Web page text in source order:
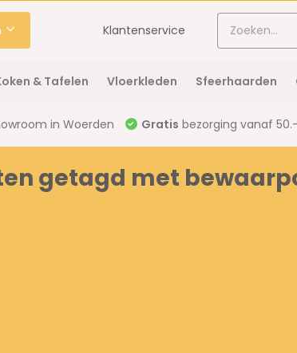
Klantenservice
& Tafelen Vloerkleden Sfeerhaarden
in Woerden Gratis bezorging vanaf 50.-
getagd met